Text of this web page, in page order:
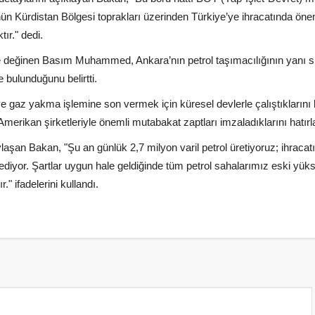
Kürdistan Bölgesi toprakları üzerinden Türkiye’ye ihracatında
dedi.
Basım Muhammed, Ankara’nın petrol taşımacılığının yanı
bulunduğunu belirtti.
gaz yakma işlemine son vermek için küresel devlerle çalıştıklarını
şirketleriyle önemli mutabakat zaptları imzaladıklarını
Bakan, "Şu an günlük 2,7 milyon varil petrol üretiyoruz;
Şartlar uygun hale geldiğinde tüm petrol sahalarımız eski
ifadelerini kullandı.